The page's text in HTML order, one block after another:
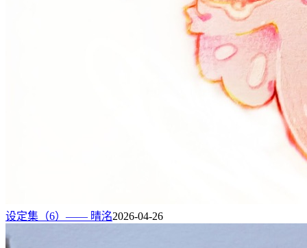
设定集（6）—— 晴洺2026-04-26